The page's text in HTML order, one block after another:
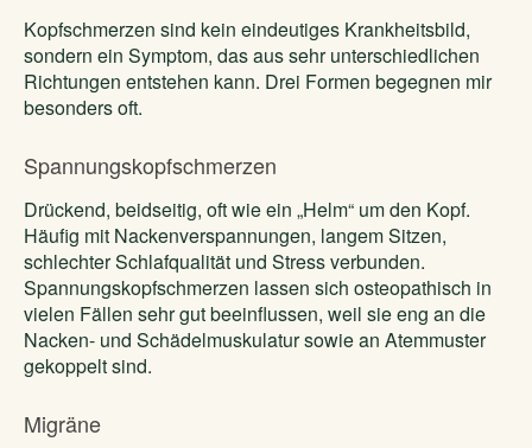
Kopfschmerzen sind kein eindeutiges Krankheitsbild,
sondern ein Symptom, das aus sehr unterschiedlichen
Richtungen entstehen kann. Drei Formen begegnen mir
besonders oft.
Spannungskopfschmerzen
Drückend, beidseitig, oft wie ein „Helm“ um den Kopf.
Häufig mit Nackenverspannungen, langem Sitzen,
schlechter Schlafqualität und Stress verbunden.
Spannungskopfschmerzen lassen sich osteopathisch in
vielen Fällen sehr gut beeinflussen, weil sie eng an die
Nacken- und Schädelmuskulatur sowie an Atemmuster
gekoppelt sind.
Migräne